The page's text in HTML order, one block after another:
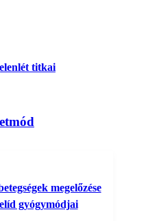
titkai
megelőzése
gyógymódjai